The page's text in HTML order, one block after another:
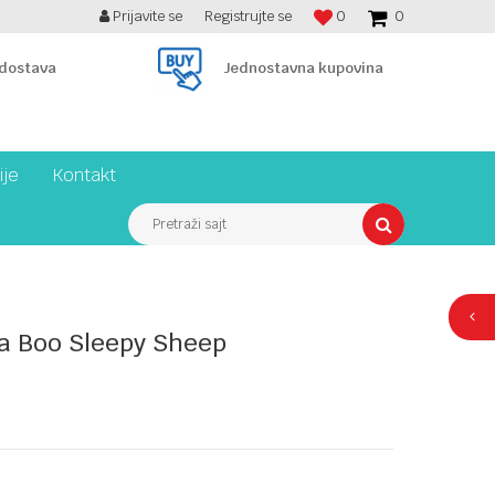
BESPLATNA ISPORUKA PREKO 7900 din! 0
0
Prijavite se Registrujte se
Jednostavna kupovina
Kontakt
Pretraži sajt
Boo Sleepy Sheep